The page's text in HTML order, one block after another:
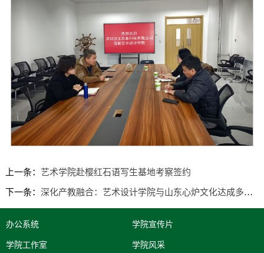
上一条： 艺术学院赴樱红石语写生基地考察签约
下一条： 深化产教融合：艺术设计学院与山东心炉文化达成多项合作共识
办公系统 学院宣传片
学院工作室 学院风采